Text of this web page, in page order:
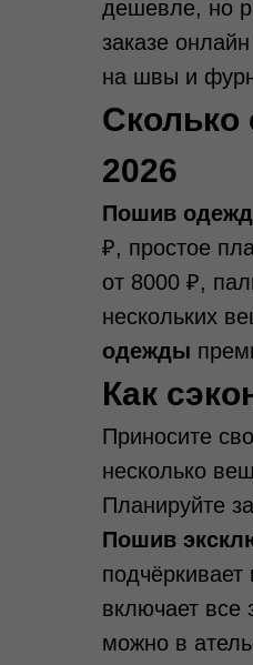
дешевле, но
заказе
на швы и
Сколько
2026
Пошив
₽, простое
от 8000 ₽,
нескольких
одежды
Как
Приносите
несколько
Планируйте
Пошив
включает все
можно в